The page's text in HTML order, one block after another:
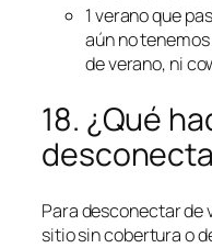
1 verano que
aún no
de verano, ni
18. ¿Qué
Para desconectar de
sitio sin cobertura o